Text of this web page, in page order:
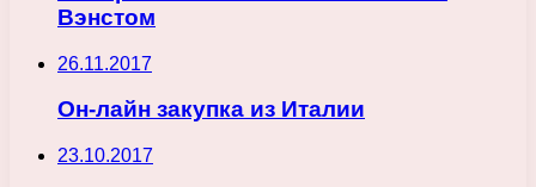
Вэнстом
26.11.2017
Он-лайн закупка из Италии
23.10.2017